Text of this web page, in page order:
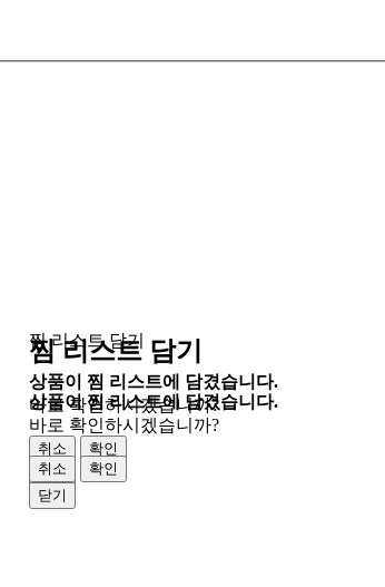
찜 리스트 담기
상품이 찜 리스트에 담겼습니다.
바로 확인하시겠습니까?
취소
확인
닫기
찜 리스트 담기
상품이 찜 리스트에 담겼습니다.
바로 확인하시겠습니까?
취소
확인
닫기